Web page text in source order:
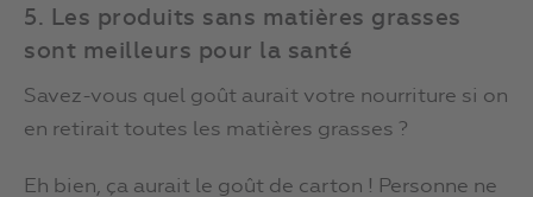
5. Les produits sans matières grasses
sont meilleurs pour la santé
Savez-vous quel goût aurait votre nourriture si on
en retirait toutes les matières grasses ?
Eh bien, ça aurait le goût de carton ! Personne ne